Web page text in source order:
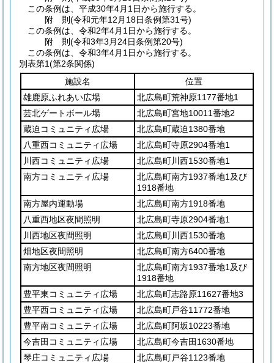
この条例は、平成30年4月1日から施行する。
附 則(令和元年12月18日条例第31号)
この条例は、令和2年4月1日から施行する。
附 則(令和3年3月24日条例第20号)
この条例は、令和3年4月1日から施行する。
別表第1(第2条関係)
施設名
位置
雄鹿原ふれあい広場
北広島町荒神原1177番地1
芸北ゲートボール場
北広島町宮地10011番地2
蔵迫コミュニティ広場
北広島町蔵迫1380番地
八重西コミュニティ広場
北広島町寺原2904番地1
川西コミュニティ広場
北広島町川西1530番地1
南方コミュニティ広場
北広島町南方1937番地1及び
1918番地
南方屋内運動場
北広島町南方1918番地
八重西地区夜間照明
北広島町寺原2904番地1
川西地区夜間照明
北広島町川西1530番地
畑地区夜間照明
北広島町南方6400番地
南方地区夜間照明
北広島町南方1937番地1及び
1918番地
豊平東コミュニティ広場
北広島町志路原11627番地3
豊平西コミュニティ広場
北広島町戸谷11772番地
豊平南コミュニティ広場
北広島町阿坂10223番地
今吉田コミュニティ広場
北広島町今吉田1630番地
琴庄コミュニティ広場
北広島町戸谷1123番地